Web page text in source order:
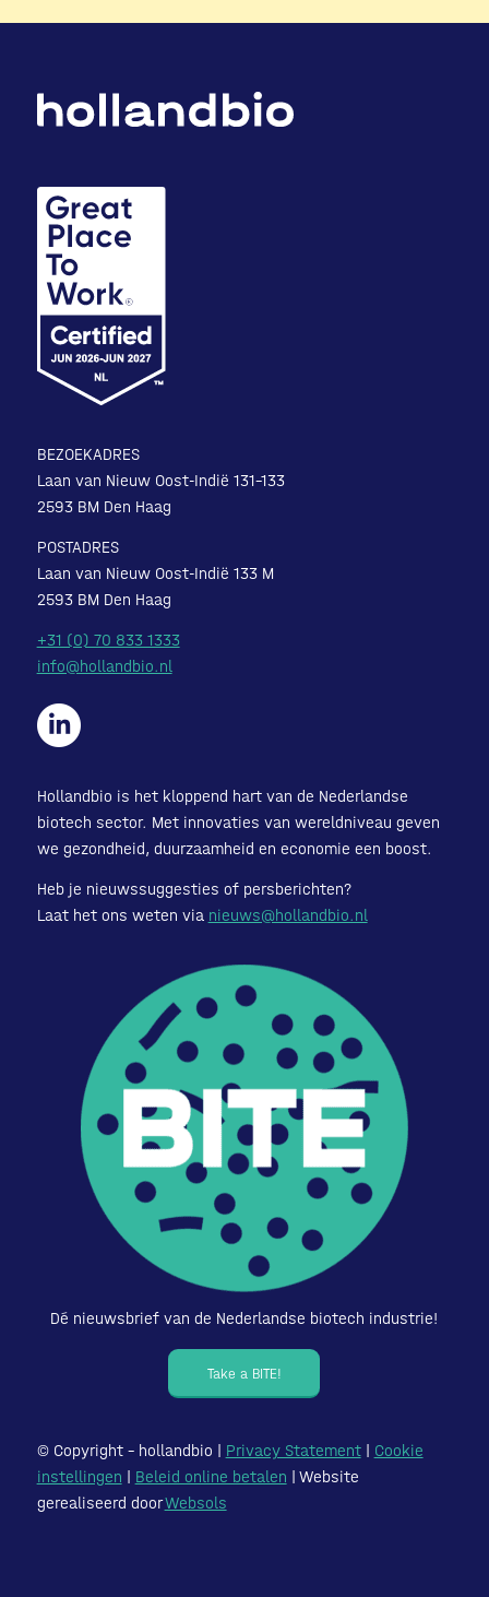
BEZOEKADRES
Laan van Nieuw Oost-Indië 131-133
2593 BM Den Haag
POSTADRES
Laan van Nieuw Oost-Indië 133 M
2593 BM Den Haag
+31 (0) 70 833 1333
info@hollandbio.nl
Hollandbio is het kloppend hart van de Nederlandse
biotech sector. Met innovaties van wereldniveau geven
we gezondheid, duurzaamheid en economie een boost.
Heb je nieuwssuggesties of persberichten?
Laat het ons weten via nieuws@hollandbio.nl
Dé nieuwsbrief van de Nederlandse biotech industrie!
Take a BITE!
© Copyright – hollandbio | Privacy Statement| Cookie
instellingen | Beleid online betalen | Website
gerealiseerd doorWebsols